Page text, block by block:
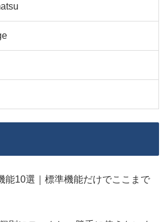
能10選｜標準機能だけでここまで